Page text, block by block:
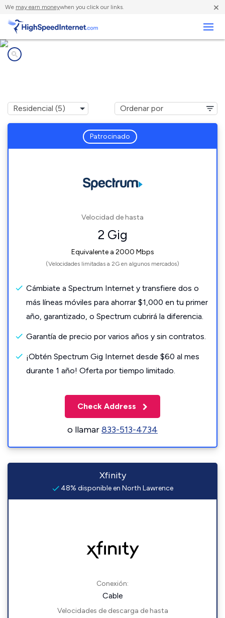
We may earn moneywhen you click our links. ×
Patrocinado
Velocidad de hasta
2 Gig
Equivalente a 2000 Mbps
(Velocidades limitadas a 2G en algunos mercados)
Cámbiate a Spectrum Internet y transfiere dos o
más líneas móviles para ahorrar $1,000 en tu primer
año, garantizado, o Spectrum cubrirá la diferencia.
Garantía de precio por varios años y sin contratos.
¡Obtén Spectrum Gig Internet desde $60 al mes
durante 1 año! Oferta por tiempo limitado.
Check Address
o llamar833-513-4734
Xfinity
48% disponible en North Lawrence
Conexión:
Cable
Velocidades de descarga de hasta